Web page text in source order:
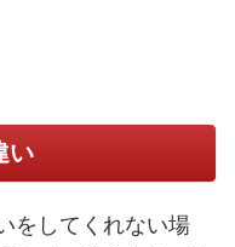
い
をしてくれない場